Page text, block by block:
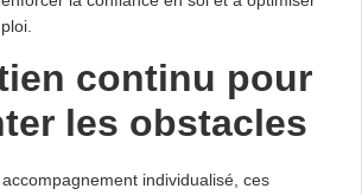
continu pour
les obstacles
accompagnement individualisé, ces